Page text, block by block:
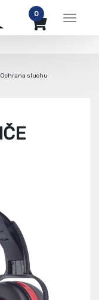
Menu
0
Ochrana sluchu